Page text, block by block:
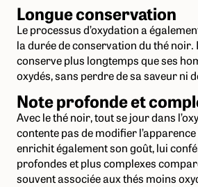
Longue conservation
Le processus d’oxydation a
la durée de conservation du thé noir.
conserve plus longtemps que ses
oxydés, sans perdre de sa saveur ni
Note profonde et
Avec le thé noir, tout se jour dans
contente pas de modifier
enrichit également son goût, lui
profondes et plus complexes
souvent associée aux thés moins